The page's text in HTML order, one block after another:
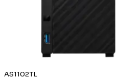
AS1102TL